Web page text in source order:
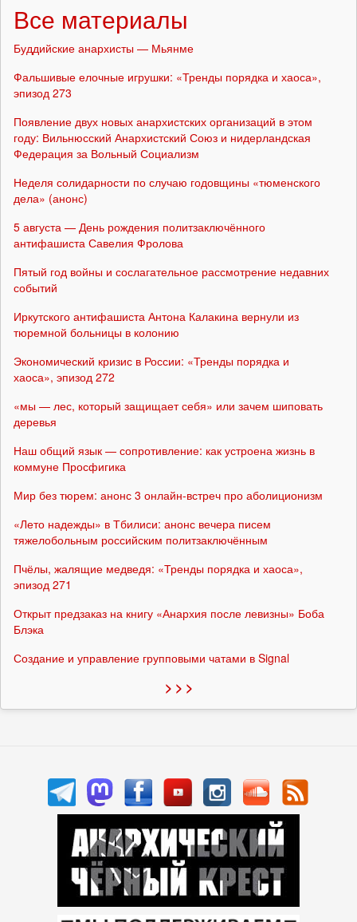
Все материалы
Буддийские анархисты — Мьянме
Фальшивые елочные игрушки: «Тренды порядка и хаоса»,
эпизод 273
Появление двух новых анархистских организаций в этом
году: Вильнюсский Анархистский Союз и нидерландская
Федерация за Вольный Социализм
Неделя солидарности по случаю годовщины «тюменского
дела» (анонс)
5 августа — День рождения политзаключённого
антифашиста Савелия Фролова
Пятый год войны и сослагательное рассмотрение недавних
событий
Иркутского антифашиста Антона Калакина вернули из
тюремной больницы в колонию
Экономический кризис в России: «Тренды порядка и
хаоса», эпизод 272
«мы — лес, который защищает себя» или зачем шиповать
деревья
Наш общий язык — сопротивление: как устроена жизнь в
коммуне Просфигика
Мир без тюрем: анонс 3 онлайн-встреч про аболиционизм
«Лето надежды» в Тбилиси: анонс вечера писем
тяжелобольным российским политзаключённым
Пчёлы, жалящие медведя: «Тренды порядка и хаоса»,
эпизод 271
Открыт предзаказ на книгу «Анархия после левизны» Боба
Блэка
Создание и управление групповыми чатами в Signal
> > >